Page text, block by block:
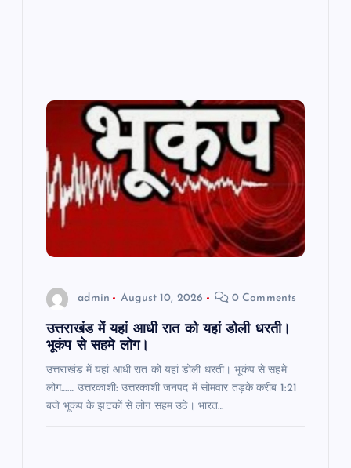
admin August 10, 2026 0 Comments
उत्तराखंड में यहां आधी रात को यहां डोली धरती।
भूकंप से सहमे लोग।
उत्तराखंड में यहां आधी रात को यहां डोली धरती। भूकंप से सहमे
लोग……. उत्तरकाशी: उत्तरकाशी जनपद में सोमवार तड़के करीब 1:21
बजे भूकंप के झटकों से लोग सहम उठे। भारत…